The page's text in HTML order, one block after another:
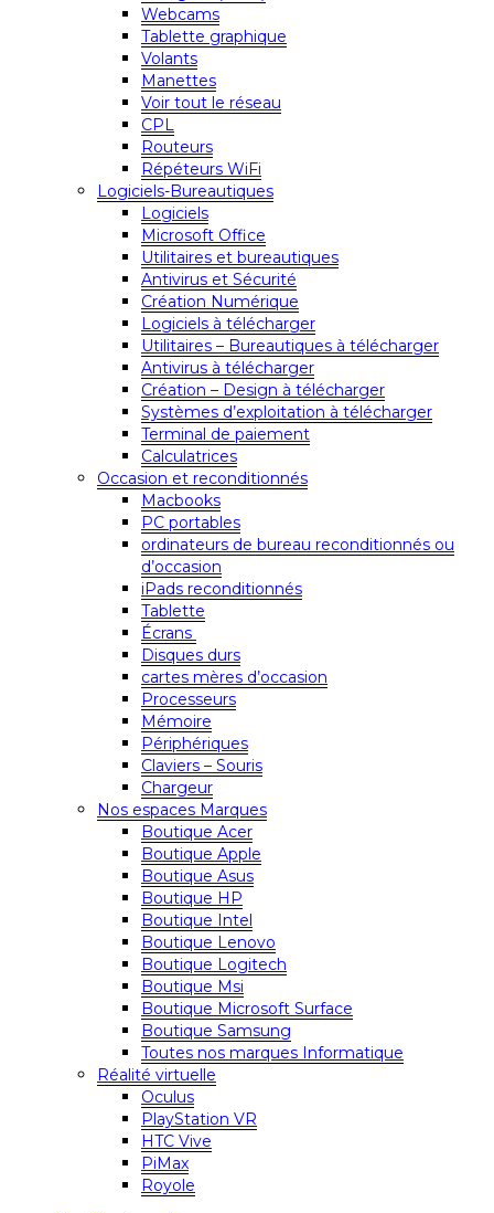
Webcams
Tablette graphique
Volants
Manettes
Voir tout le réseau
CPL
Routeurs
Répéteurs WiFi
Logiciels-Bureautiques
Logiciels
Microsoft Office
Utilitaires et bureautiques
Antivirus et Sécurité
Création Numérique
Logiciels à télécharger
Utilitaires – Bureautiques à télécharger
Antivirus à télécharger
Création – Design à télécharger
Systèmes d’exploitation à télécharger
Terminal de paiement
Calculatrices
Occasion et reconditionnés
Macbooks
PC portables
ordinateurs de bureau reconditionnés ou
d’occasion
iPads reconditionnés
Tablette
Écrans
Disques durs
cartes mères d’occasion
Processeurs
Mémoire
Périphériques
Claviers – Souris
Chargeur
Nos espaces Marques
Boutique Acer
Boutique Apple
Boutique Asus
Boutique HP
Boutique Intel
Boutique Lenovo
Boutique Logitech
Boutique Msi
Boutique Microsoft Surface
Boutique Samsung
Toutes nos marques Informatique
Réalité virtuelle
Oculus
PlayStation VR
HTC Vive
PiMax
Royole